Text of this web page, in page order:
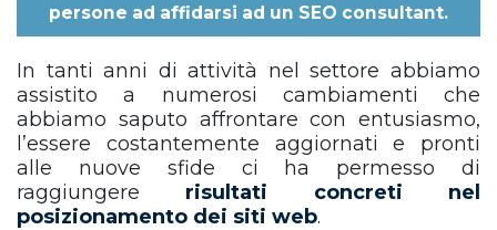
persone ad affidarsi ad un SEO consultant.
In tanti anni di attività nel settore abbiamo
assistito a numerosi cambiamenti che
abbiamo saputo affrontare con entusiasmo,
l’essere costantemente aggiornati e pronti
alle nuove sfide ci ha permesso di
raggiungere risultati concreti nel
posizionamento dei siti web.